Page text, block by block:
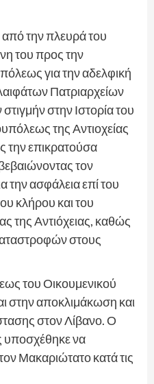
από την πλευρά του
του προς την
για την αδελφική
Πατριαρχείων
στην Ιστορία του
της Αντιοχείας
την επικρατούσα
τον
την ασφάλεια επί του
κλήρου και του
της Αντιόχειας, καθώς
στους
του Οικουμενικού
στην αποκλιμάκωση και
στον Λίβανο. Ο
υποσχέθηκε να
Μακαριώτατο κατά τις